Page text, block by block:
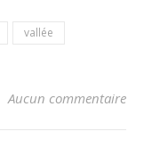
vallée
Aucun commentaire